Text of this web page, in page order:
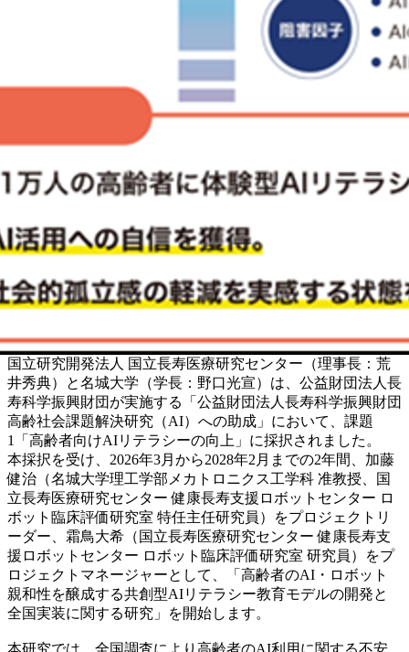
国立研究開発法人 国立長寿医療研究センター（理事長：荒
井秀典）と名城大学（学長：野口光宣）は、公益財団法人長
寿科学振興財団が実施する「公益財団法人長寿科学振興財団
高齢社会課題解決研究（AI）への助成」において、課題
1「高齢者向けAIリテラシーの向上」に採択されました。
本採択を受け、2026年3月から2028年2月までの2年間、加藤
健治（名城大学理工学部メカトロニクス工学科 准教授、国
立長寿医療研究センター 健康長寿支援ロボットセンター ロ
ボット臨床評価研究室 特任主任研究員）をプロジェクトリ
ーダー、霜鳥大希（国立長寿医療研究センター 健康長寿支
援ロボットセンター ロボット臨床評価研究室 研究員）をプ
ロジェクトマネージャーとして、「高齢者のAI・ロボット
親和性を醸成する共創型AIリテラシー教育モデルの開発と
全国実装に関する研究」を開始します。
本研究では、全国調査により高齢者のAI利用に関する不安